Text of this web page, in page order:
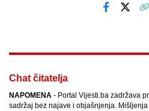
Chat čitatelja
NAPOMENA - Portal Vijesti.ba zadržava
sadržaj bez najave i objašnjenja.